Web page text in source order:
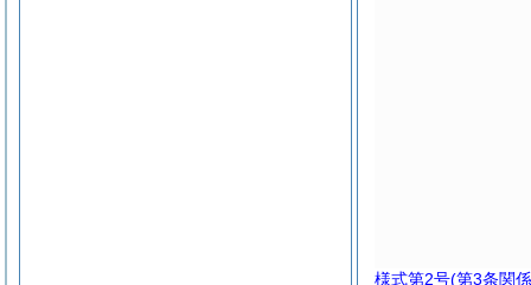
様式第2号(第3条関